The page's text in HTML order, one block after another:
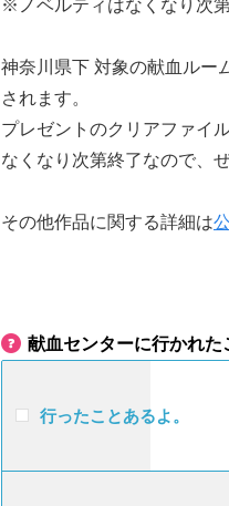
※ノベルティはなくなり次
神奈川県下 対象の献血ルー
されます。
プレゼントのクリアファイ
なくなり次第終了なので、
その他作品に関する詳細は
献血センターに行かれた
行ったことあるよ。